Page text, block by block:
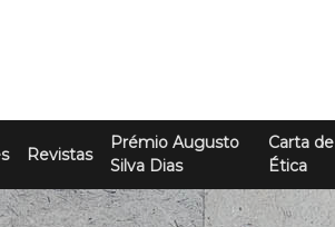
Revistas
Prémio Augusto
Silva Dias
Carta de
Ética